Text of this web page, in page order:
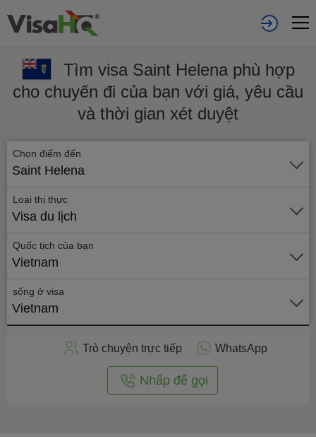
Tìm visa Saint Helena phù hợp
cho chuyến đi của bạn với giá, yêu cầu
và thời gian xét duyệt
Chọn điểm đến
Saint Helena
Loại thị thực
Visa du lịch
Quốc tịch của bạn
Vietnam
sống ở visa
Vietnam
Gửi
hồ
Trò chuyện trực tiếp WhatsApp
Nhấp để gọi